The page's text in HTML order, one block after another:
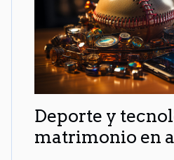
Deporte y
matrimonio en